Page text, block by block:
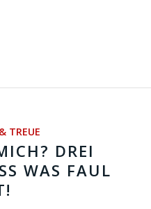
TREUE
DREI
WAS FAUL